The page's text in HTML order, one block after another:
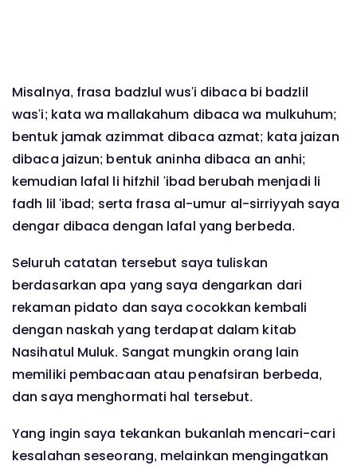
Misalnya, frasa badzlul wus'i dibaca bi badzlil
was'i; kata wa mallakahum dibaca wa mulkuhum;
bentuk jamak azimmat dibaca azmat; kata jaizan
dibaca jaizun; bentuk aninha dibaca an anhi;
kemudian lafal li hifzhil 'ibad berubah menjadi li
fadh lil 'ibad; serta frasa al-umur al-sirriyyah saya
dengar dibaca dengan lafal yang berbeda.
Seluruh catatan tersebut saya tuliskan
berdasarkan apa yang saya dengarkan dari
rekaman pidato dan saya cocokkan kembali
dengan naskah yang terdapat dalam kitab
Nasihatul Muluk. Sangat mungkin orang lain
memiliki pembacaan atau penafsiran berbeda,
dan saya menghormati hal tersebut.
Yang ingin saya tekankan bukanlah mencari-cari
kesalahan seseorang, melainkan mengingatkan